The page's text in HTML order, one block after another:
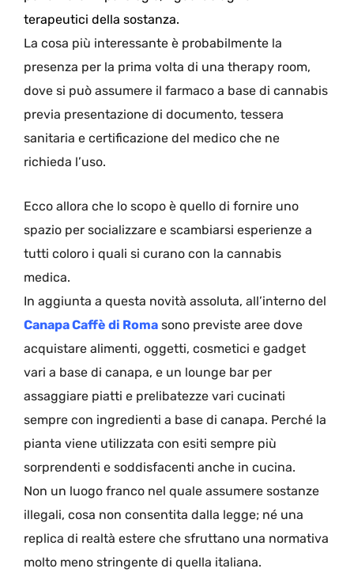
terapeutici della sostanza.
La cosa più interessante è probabilmente la
presenza per la prima volta di una therapy room,
dove si può assumere il farmaco a base di cannabis
previa presentazione di documento, tessera
sanitaria e certificazione del medico che ne
richieda l’uso.
Ecco allora che lo scopo è quello di fornire uno
spazio per socializzare e scambiarsi esperienze a
tutti coloro i quali si curano con la cannabis
medica.
In aggiunta a questa novità assoluta, all’interno del
Canapa Caffè di Roma sono previste aree dove
acquistare alimenti, oggetti, cosmetici e gadget
vari a base di canapa, e un lounge bar per
assaggiare piatti e prelibatezze vari cucinati
sempre con ingredienti a base di canapa. Perché la
pianta viene utilizzata con esiti sempre più
sorprendenti e soddisfacenti anche in cucina.
Non un luogo franco nel quale assumere sostanze
illegali, cosa non consentita dalla legge; né una
replica di realtà estere che sfruttano una normativa
molto meno stringente di quella italiana.